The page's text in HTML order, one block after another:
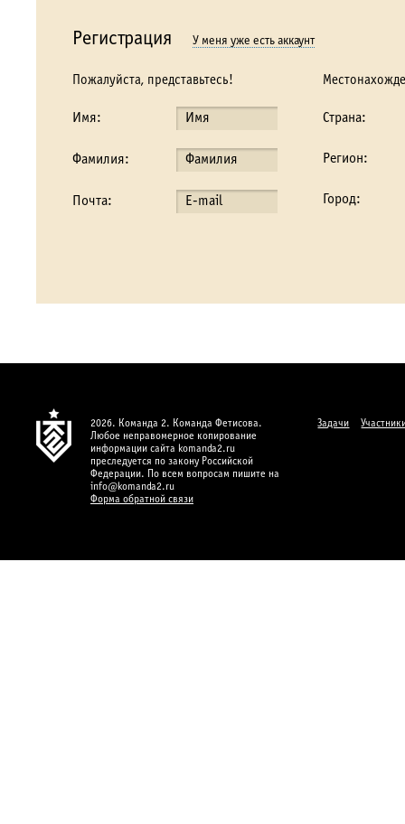
Регистрация У меня уже есть аккаунт
Пожалуйста, представьтесь!
Имя:
Фамилия:
Почта:
Страна:
Регион:
Город:
2026. Команда 2. Команда Фетисова.
Любое неправомерное копирование
информации сайта komanda2.ru
преследуется по закону Российской
Федерации. По всем вопросам пишите на
info@komanda2.ru
Форма обратной связи
Задачи